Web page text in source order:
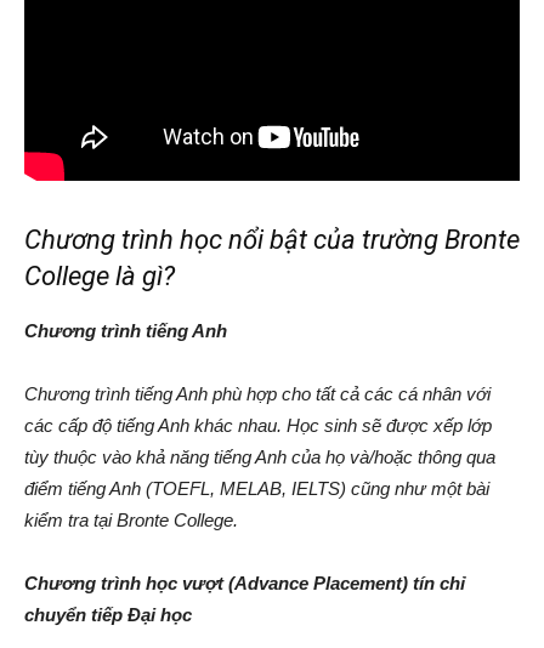
Chương trình học nổi bật của trường Bronte
College là gì?
Chương trình tiếng Anh
Chương trình tiếng Anh phù hợp cho tất cả các cá nhân với
các cấp độ tiếng Anh khác nhau. Học sinh sẽ được xếp lớp
tùy thuộc vào khả năng tiếng Anh của họ và/hoặc thông qua
điểm tiếng Anh (TOEFL, MELAB, IELTS) cũng như một bài
kiểm tra tại Bronte College.
Chương trình học vượt (Advance Placement) tín chỉ
chuyển tiếp Đại học